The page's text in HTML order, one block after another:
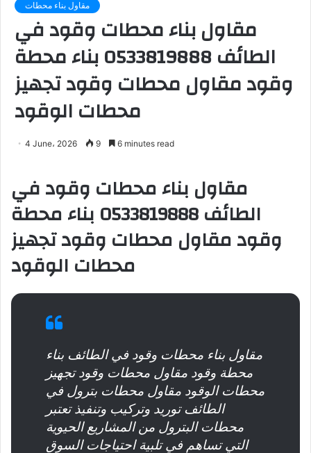
مقاول بناء محطات
مقاول بناء محطات وقود في
الطائف 0533819888 بناء محطة
وقود مقاول محطات وقود تجهيز
محطات الوقود
4 June، 2026 9 6 minutes read
مقاول بناء محطات وقود في
الطائف 0533819888 بناء محطة
وقود مقاول محطات وقود تجهيز
محطات الوقود
مقاول بناء محطات وقود في الطائف بناء
محطة وقود مقاول محطات وقود تجهيز
محطات الوقود مقاول محطات بترول في
الطائف توريد وتركيب وتنفيذ تعتبر
محطات البترول من المشاريع الحيوية
التي تساهم في تلبية احتياجات السوق